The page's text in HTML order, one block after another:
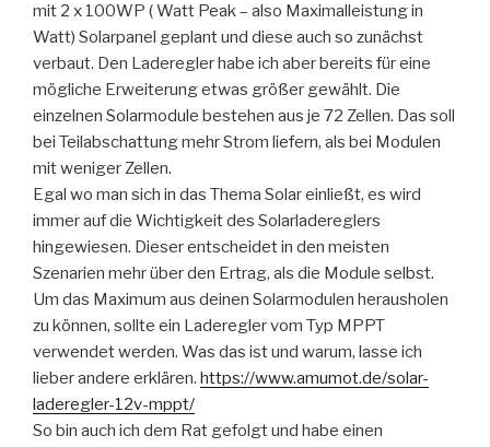
mit 2 x 100WP ( Watt Peak – also Maximalleistung in
Watt) Solarpanel geplant und diese auch so zunächst
verbaut. Den Laderegler habe ich aber bereits für eine
mögliche Erweiterung etwas größer gewählt. Die
einzelnen Solarmodule bestehen aus je 72 Zellen. Das soll
bei Teilabschattung mehr Strom liefern, als bei Modulen
mit weniger Zellen.
Egal wo man sich in das Thema Solar einließt, es wird
immer auf die Wichtigkeit des Solarladereglers
hingewiesen. Dieser entscheidet in den meisten
Szenarien mehr über den Ertrag, als die Module selbst.
Um das Maximum aus deinen Solarmodulen herausholen
zu können, sollte ein Laderegler vom Typ MPPT
verwendet werden. Was das ist und warum, lasse ich
lieber andere erklären. https://www.amumot.de/solar-
laderegler-12v-mppt/
So bin auch ich dem Rat gefolgt und habe einen